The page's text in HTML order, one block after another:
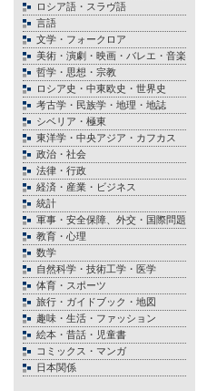
ロシア語・スラヴ語
言語
文学・フォークロア
美術・演劇・映画・バレエ・音楽
哲学・思想・宗教
ロシア史・中東欧史・世界史
考古学・民族学・地理・地誌
シベリア・極東
東洋学・中央アジア・カフカス
政治・社会
法律・行政
経済・産業・ビジネス
統計
軍事・安全保障、外交・国際問題
教育・心理
数学
自然科学・技術工学・医学
体育・スポーツ
旅行・ガイドブック・地図
趣味・生活・ファッション
絵本・昔話・児童書
コミックス・マンガ
日本関係